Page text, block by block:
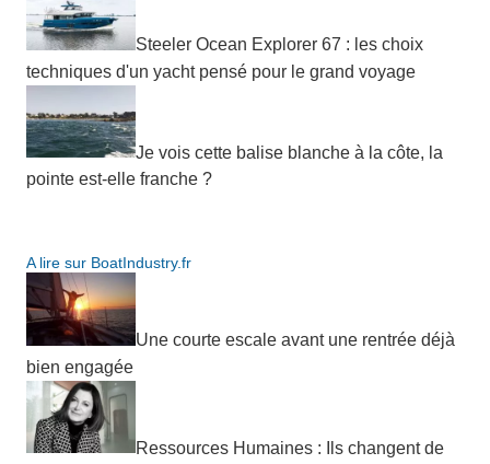
Steeler Ocean Explorer 67 : les choix
techniques d'un yacht pensé pour le grand voyage
Je vois cette balise blanche à la côte, la
pointe est-elle franche ?
A lire sur BoatIndustry.fr
Une courte escale avant une rentrée déjà
bien engagée
Ressources Humaines : Ils changent de